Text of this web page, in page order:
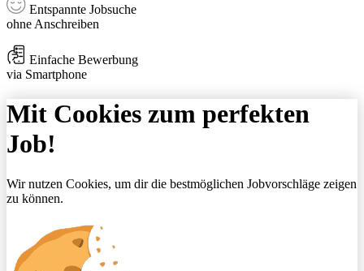
Entspannte Jobsuche
ohne Anschreiben
Einfache Bewerbung
via Smartphone
Mit Cookies zum perfekten
Job!
Wir nutzen Cookies, um dir die bestmöglichen Jobvorschläge zeigen
zu können.